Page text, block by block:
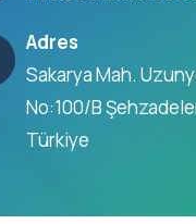
Adres
Sakarya Mah.
No:100/B
Türkiye